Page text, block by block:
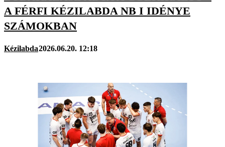
A FÉRFI KÉZILABDA NB I IDÉNYE
SZÁMOKBAN
Kézilabda2026.06.20. 12:18